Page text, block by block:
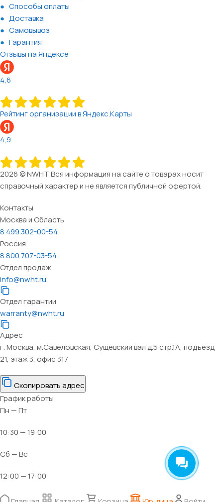
Способы оплаты
Доставка
Самовывоз
Гарантия
Отзывы на Яндексе
4,6
Рейтинг организации в Яндекс.Карты
4,9
2026 © NWHT Вся информация на сайте о товарах носит
справочный характер и не является публичной офертой.
Контакты
Москва и Область
8 499 302-00-54
Россия
8 800 707-03-54
Отдел продаж
info@nwht.ru
Отдел гарантии
warranty@nwht.ru
Адрес
г. Москва, м.Савеловская, Сущевский вал д.5 стр.1А, подъезд
21, этаж 3, офис 317
Скопировать адрес
График работы
Пн — Пт
10:30 — 19:00
Сб — Вс
12:00 — 17:00